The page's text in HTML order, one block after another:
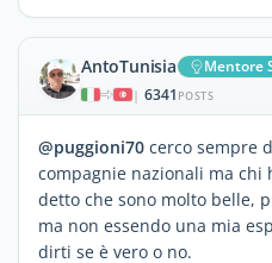
AntoTunisia Mentore
| 6341 POSTS
@puggioni70 cerco sempre
compagnie nazionali ma chi
detto che sono molto belle,
ma non essendo una mia
dirti se è vero o no.